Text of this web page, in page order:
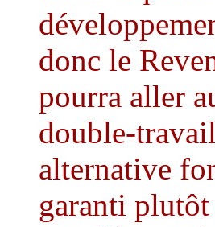
donc le
pourra aller
double-
alternative
garanti